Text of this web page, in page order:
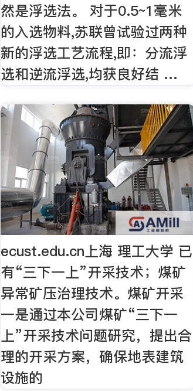
然是浮选法。 对于0.5~1毫米
的入选物料,苏联曾试验过两种
新的浮选工艺流程,即：分流浮
选和逆流浮选,均获良好结 …
ecust.edu.cn上海 理工大学 已
有“三下一上”开采技术；煤矿
异常矿压治理技术。煤矿开采
一是通过本公司煤矿“三下一
上”开采技术问题研究，提出合
理的开采方案，确保地表建筑
设施的